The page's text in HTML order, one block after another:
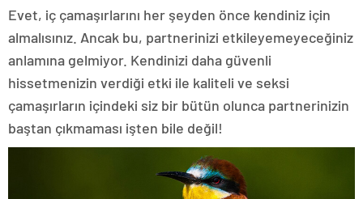
Evet, iç çamaşırlarını her şeyden önce kendiniz için
almalısınız. Ancak bu, partnerinizi etkileyemeyeceğiniz
anlamına gelmiyor. Kendinizi daha güvenli
hissetmenizin verdiği etki ile kaliteli ve seksi
çamaşırların içindeki siz bir bütün olunca partnerinizin
baştan çıkmaması işten bile değil!